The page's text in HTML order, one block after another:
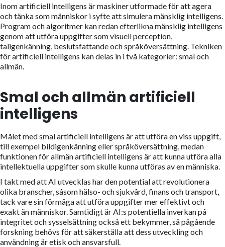
Inom artificiell intelligens är maskiner utformade för att agera
och tänka som människor i syfte att simulera mänsklig intelligens.
Program och algoritmer kan redan efterlikna mänsklig intelligens
genom att utföra uppgifter som visuell perception,
taligenkänning, beslutsfattande och språköversättning. Tekniken
för artificiell intelligens kan delas in i två kategorier: smal och
allmän.
Smal och allmän artificiell
intelligens
Målet med smal artificiell intelligens är att utföra en viss uppgift,
till exempel bildigenkänning eller språköversättning, medan
funktionen för allmän artificiell intelligens är att kunna utföra alla
intellektuella uppgifter som skulle kunna utföras av en människa.
I takt med att AI utvecklas har den potential att revolutionera
olika branscher, såsom hälso- och sjukvård, finans och transport,
tack vare sin förmåga att utföra uppgifter mer effektivt och
exakt än människor. Samtidigt är AI:s potentiella inverkan på
integritet och sysselsättning också ett bekymmer, så pågående
forskning behövs för att säkerställa att dess utveckling och
användning är etisk och ansvarsfull.